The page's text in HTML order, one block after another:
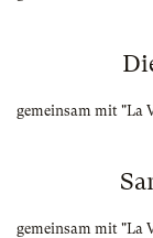
gemeinsam mit "La
gemeinsam mit "La